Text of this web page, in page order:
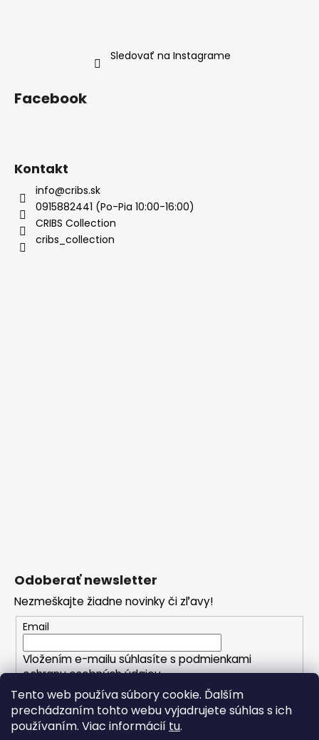
Tento web používa súbory cookie. Ďalším
prechádzaním tohto webu vyjadrujete súhlas s ich
používaním. Viac informácií tu.
Sledovať na Instagrame
Facebook
Kontakt
info@cribs.sk
0915882441 (Po-Pia 10:00-16:00)
CRIBS Collection
cribs_collection
Odoberať newsletter
Nezmeškajte žiadne novinky či zľavy!
Email
Vložením e-mailu súhlasíte spodmienkami
ochrany osobných údajov
PRIHLÁSIŤ SA